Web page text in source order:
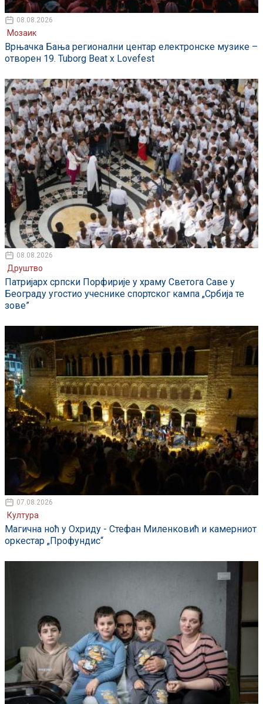
08.08.2026
Мозаик
Врњачка Бања регионални центар електронске музике –
отворен 19. Tuborg Beat x Lovefest
08.08.2026
Друштво
Патријарх српски Порфирије у храму Светога Саве у
Београду угостио учеснике спортског кампа „Србија те
зове”
07.08.2026
Култура
Магична ноћ у Охриду - Стефан Миленковић и камерниот
оркестар „Профундис“